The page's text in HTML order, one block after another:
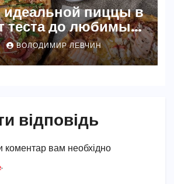
идеальной пиццы в
теста до любимых
ВОЛОДИМИР ЛЕВЧИН
відповідь
коментар вам необхідно
.